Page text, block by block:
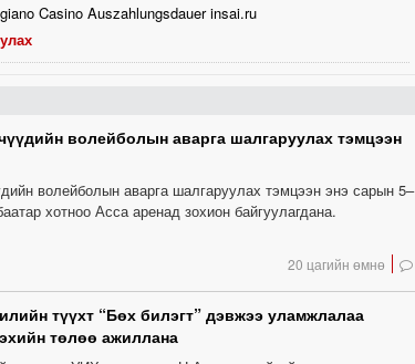
Casino Auszahlungsdauer insai.ru
волейболын аварга шалгаруулах тэмцээн
волейболын аварга шалгаруулах тэмцээн энэ сарын 5–
хотноо Асса аренад зохион байгуулагдана.
20 цагийн өмнө
түүхт “Бөх билэгт” дэвжээ уламжлалаа
төлөө ажиллана